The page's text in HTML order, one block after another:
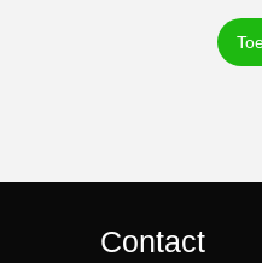
Contact